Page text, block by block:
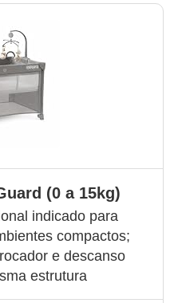
(0 a 15kg)
indicado para
compactos;
e descanso
estrutura